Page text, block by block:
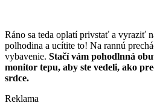
Ráno sa teda oplatí privstať a vyraziť
polhodina a ucítite to! Na rannú
vybavenie. Stačí vám pohodlnná
monitor tepu, aby ste vedeli, ako
srdce.
Reklama